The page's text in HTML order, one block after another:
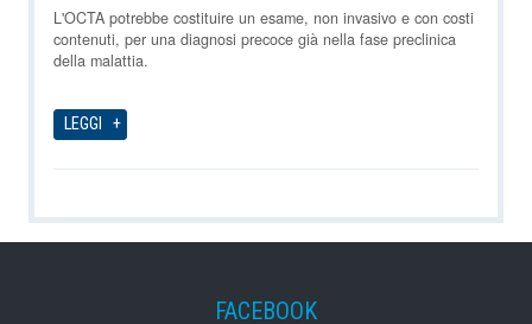
09-08-2026
L'OCTA potrebbe costituire un esame, non invasivo e con costi
contenuti, per una diagnosi precoce già nella fase preclinica
della malattia.
LEGGI
FACEBOOK